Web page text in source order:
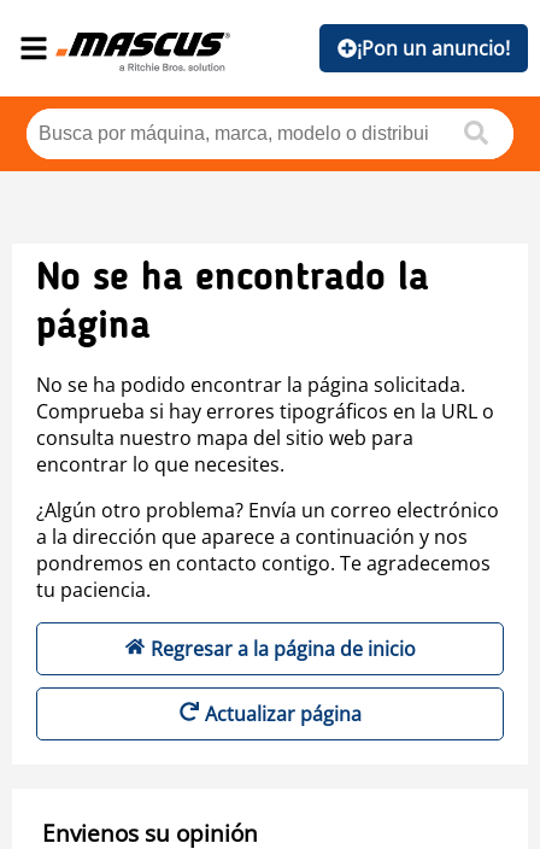
¡Pon un anuncio!
No se ha encontrado la
página
No se ha podido encontrar la página solicitada.
Comprueba si hay errores tipográficos en la URL o
consulta nuestro mapa del sitio web para
encontrar lo que necesites.
¿Algún otro problema? Envía un correo electrónico
a la dirección que aparece a continuación y nos
pondremos en contacto contigo. Te agradecemos
tu paciencia.
Regresar a la página de inicio
Actualizar página
Envienos su opinión